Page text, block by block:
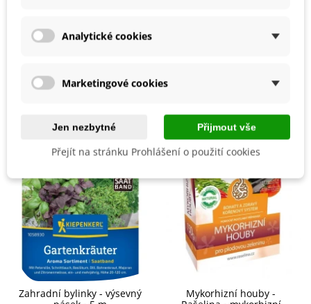
8590415514893
Mohlo by se také hodit
Zahradní bylinky - výsevný
Mykorhizní houby -
Analytické cookies
Marketingové cookies
Jen nezbytné Přijmout vše
Přejít na stránku Prohlášení o použití cookies